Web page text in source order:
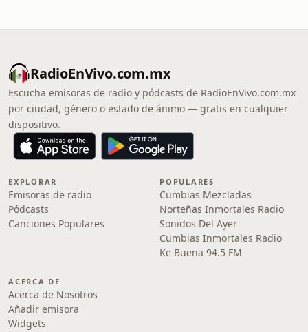
RadioEnVivo.com.mx
Escucha emisoras de radio y pódcasts de RadioEnVivo.com.mx
por ciudad, género o estado de ánimo — gratis en cualquier
dispositivo.
EXPLORAR
Emisoras de radio
Pódcasts
Canciones Populares
POPULARES
Cumbias Mezcladas
Norteñas Inmortales Radio
Sonidos Del Ayer
Cumbias Inmortales Radio
Ke Buena 94.5 FM
ACERCA DE
Acerca de Nosotros
Añadir emisora
Widgets